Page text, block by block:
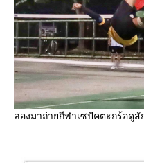
ลองมาถ่ายกีฬาเซปัคตะกร้อดูสั